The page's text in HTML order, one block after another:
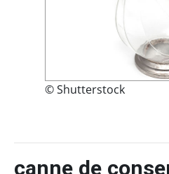
© Shutterstock
canne de